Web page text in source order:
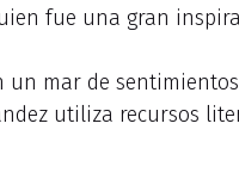
fue una gran
un mar de
utiliza recursos